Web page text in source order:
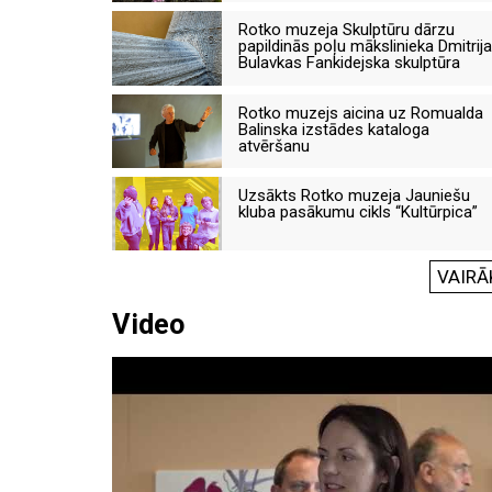
Rotko muzeja Skulptūru dārzu
papildinās poļu mākslinieka Dmitrija
Bulavkas Fankidejska skulptūra
Rotko muzejs aicina uz Romualda
Balinska izstādes kataloga
atvēršanu
Uzsākts Rotko muzeja Jauniešu
kluba pasākumu cikls “Kultūrpica”
Video